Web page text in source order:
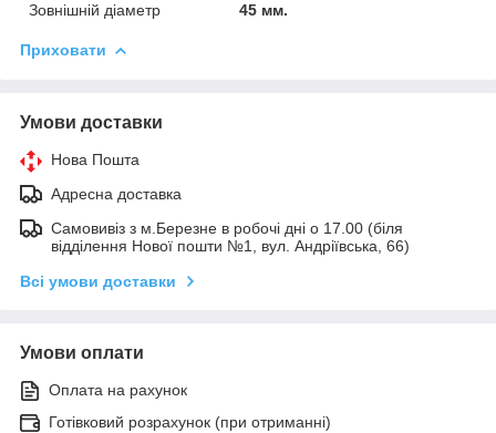
Зовнішній діаметр
45 мм.
Приховати
Умови доставки
Нова Пошта
Адресна доставка
Самовивіз з м.Березне в робочі дні о 17.00 (біля
відділення Нової пошти №1, вул. Андріївська, 66)
Всі умови доставки
Умови оплати
Оплата на рахунок
Готівковий розрахунок (при отриманні)